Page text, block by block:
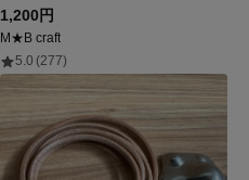
1,200円
M★B craft
5.0 (277)